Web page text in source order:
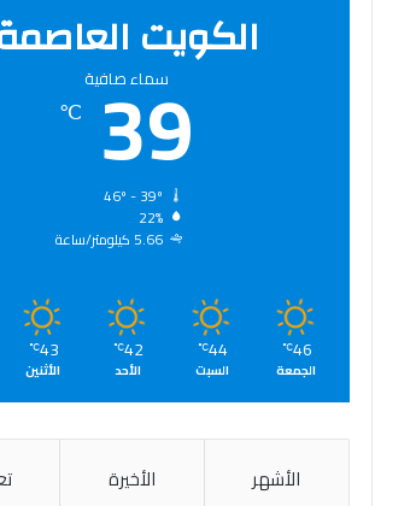
الكويت
سماء صافية
39
℃
22%
5.66 كيلومتر/ساعة
46
℃
الجمعة
44
℃
السبت
42
℃
الأحد
43
℃
الأثنين
الأشهر الأخيرة